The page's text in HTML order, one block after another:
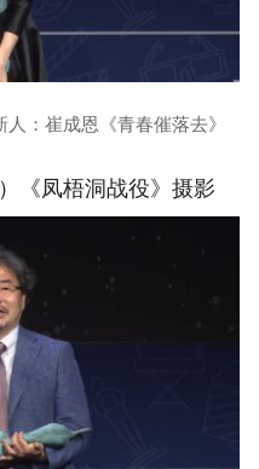
：崔成恩《青春催落去》
《凤梧洞战役》摄影